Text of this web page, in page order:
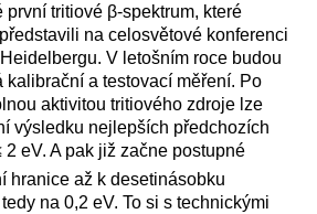
tritiové β-spektrum, které
na celosvětové konferenci
V letošním roce budou
kalibrační a testovací měření. Po
aktivitou tritiového zdroje lze
výsledku nejlepších předchozích
2 eV. A pak již začne postupné
hranice až k desetinásobku
na 0,2 eV. To si s technickými